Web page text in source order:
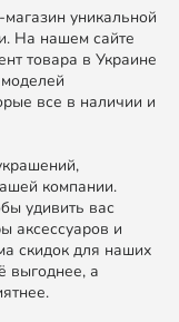
уникальной
На нашем сайте
товара в Украине
все в наличии и
компании.
удивить вас
аксессуаров и
скидок для наших
выгоднее, а